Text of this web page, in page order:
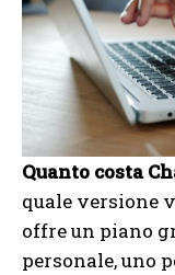
Quanto costa
quale versione
offre un piano
personale, uno